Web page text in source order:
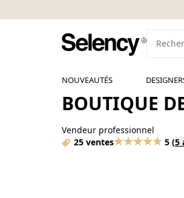
NOUVEAUTÉS
BOUTIQUE
Vendeur professionnel
25 ventes
5 (5